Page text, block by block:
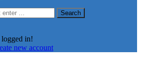
logged in!
new account